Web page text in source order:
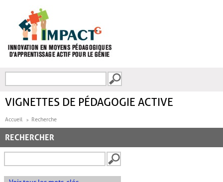
FORMULAIRE DE
VIGNETTES DE PÉDAGOGIE ACTIVE
Accueil Recherche
RECHERCHER